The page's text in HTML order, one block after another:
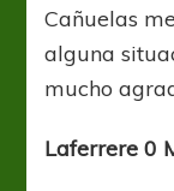
Cañuelas
alguna
mucho
Laferrere 0